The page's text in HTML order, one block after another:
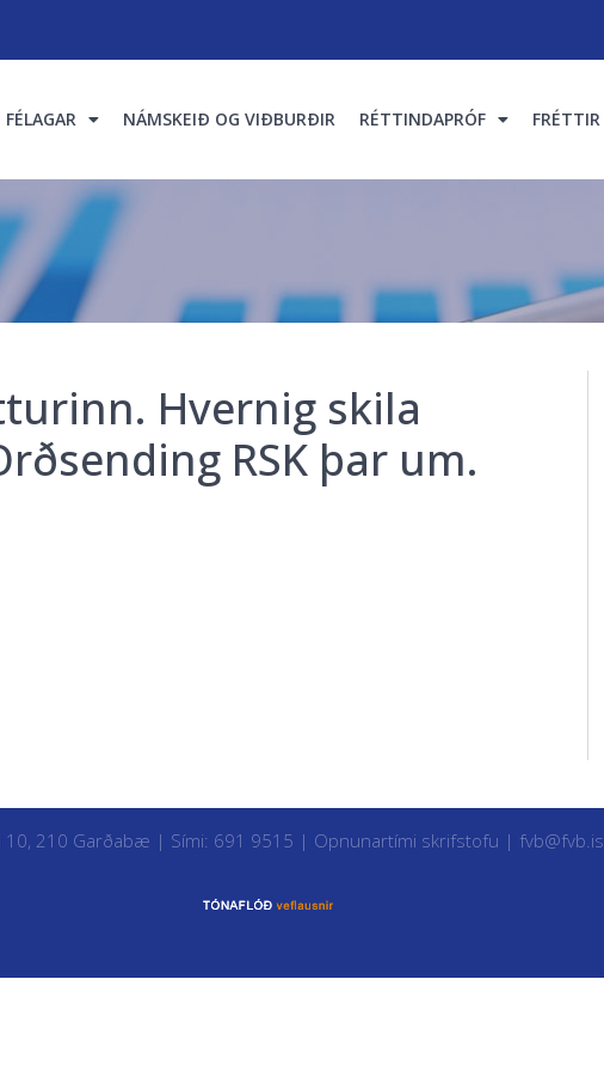
FÉLAGAR NÁMSKEIÐ OG VIÐBURÐIR RÉTTINDAPRÓF FRÉTTIR
Hvernig skila
RSK þar um.
10, 210 Garðabæ | Sími: 691 9515 | Opnunartími skrifstofu | fvb@fvb.is